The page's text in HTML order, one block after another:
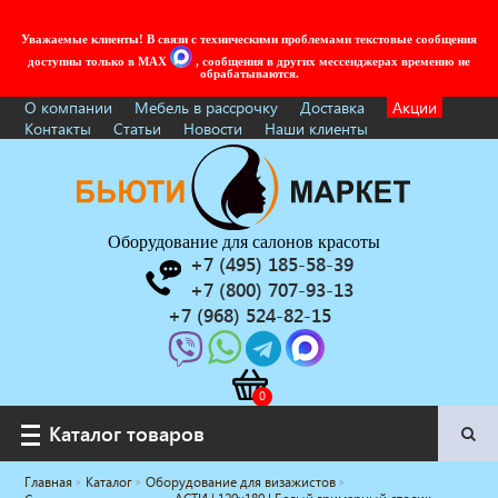
Уважаемые клиенты! В связи с техническими проблемами текстовые сообщения
доступны только в MAX
, сообщения в других мессенджерах временно не
обрабатываются.
О компании Мебель в рассрочку Доставка
Акции
Контакты
Статьи Новости Наши клиенты
Оборудование для салонов красоты
+7 (495) 185-58-39
+7 (800) 707-93-13
+7 (968) 524-82-15
Каталог товаров
Каталог товаров
Главная Каталог
Оборудование для визажистов